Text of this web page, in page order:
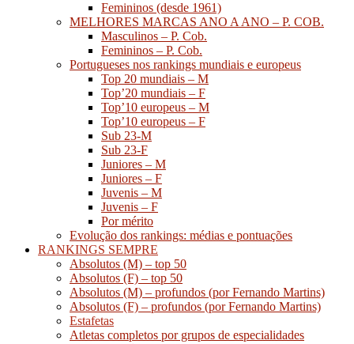
Femininos (desde 1961)
MELHORES MARCAS ANO A ANO – P. COB.
Masculinos – P. Cob.
Femininos – P. Cob.
Portugueses nos rankings mundiais e europeus
Top 20 mundiais – M
Top’20 mundiais – F
Top’10 europeus – M
Top’10 europeus – F
Sub 23-M
Sub 23-F
Juniores – M
Juniores – F
Juvenis – M
Juvenis – F
Por mérito
Evolução dos rankings: médias e pontuações
RANKINGS SEMPRE
Absolutos (M) – top 50
Absolutos (F) – top 50
Absolutos (M) – profundos (por Fernando Martins)
Absolutos (F) – profundos (por Fernando Martins)
Estafetas
Atletas completos por grupos de especialidades